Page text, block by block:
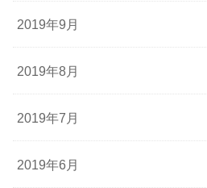
2019年9月
2019年8月
2019年7月
2019年6月